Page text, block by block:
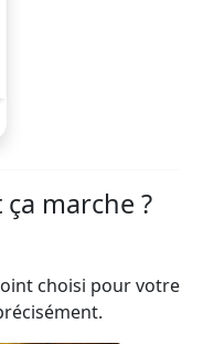
marche ?
choisi pour votre